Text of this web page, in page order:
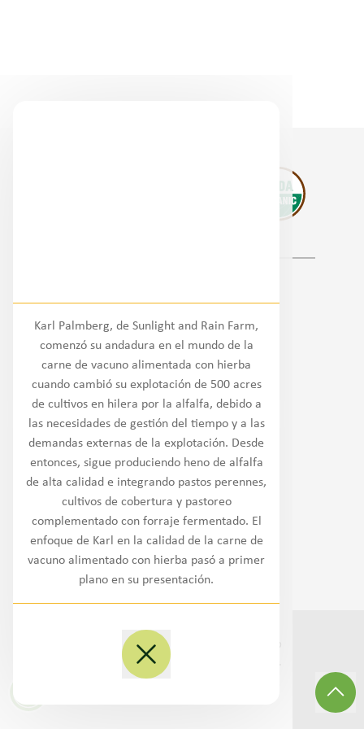
Karl Palmberg, de Sunlight and Rain Farm,
comenzó su andadura en el mundo de la
carne de vacuno alimentada con hierba
cuando cambió su explotación de 500 acres
de cultivos en hilera por la alfalfa, debido a
las necesidades de gestión del tiempo y a las
demandas externas de la explotación. Desde
entonces, sigue produciendo heno de alfalfa
de alta calidad e integrando pastos perennes,
cultivos de cobertura y pastoreo
complementado con forraje fermentado. El
enfoque de Karl en la calidad de la carne de
vacuno alimentado con hierba pasó a primer
plano en su presentación.
Nacional
Noroeste
Oeste/Suroeste
Llanuras
Medio Oeste
Sureste
Noreste/Atlántico medio
Transition to Organic Partnership
Program.
Todos los derechos reservados